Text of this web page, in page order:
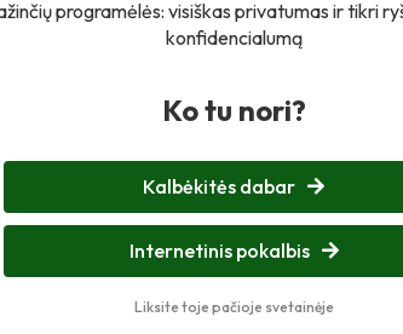
programėlės: visiškas privatumas ir tikri
konfidencialumą
Ko tu nori?
Kalbėkitės dabar
Internetinis pokalbis
Liksite toje pačioje svetainėje